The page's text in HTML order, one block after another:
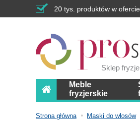
20 tys. produktów w ofercie
Sklep
Meble
fryzjerskie
Strona główna Maski do włosów